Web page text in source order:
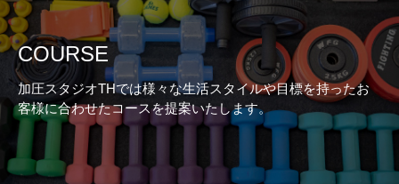
COURSE
加圧スタジオTHでは様々な生活スタイルや目標を持ったお
客様に合わせたコースを提案いたします。